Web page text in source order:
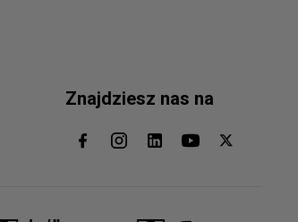
Znajdziesz nas na